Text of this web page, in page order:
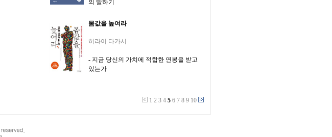
의 말하기
몸값을 높여라
히라이 다카시
- 지금 당신의 가치에 적합한 연봉을 받고
있는가
1 2 3 4 5 6 7 8 9 10